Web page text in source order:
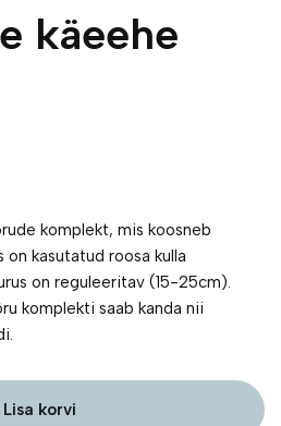
käeehe
komplekt, mis koosneb
kasutatud roosa kulla
on reguleeritav (15-25cm).
komplekti saab kanda nii
Lisa korvi